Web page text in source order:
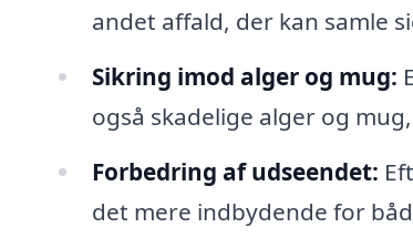
andet affald, der kan samle
Sikring imod alger og mug:
også skadelige alger og
Forbedring af udseendet:
det mere indbydende for